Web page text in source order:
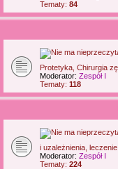
Tematy: 84
Protetyka, Chirurgia
Moderator: Zespół I
Tematy: 118
i uzależnienia, leczenie
Moderator: Zespół I
Tematy: 224